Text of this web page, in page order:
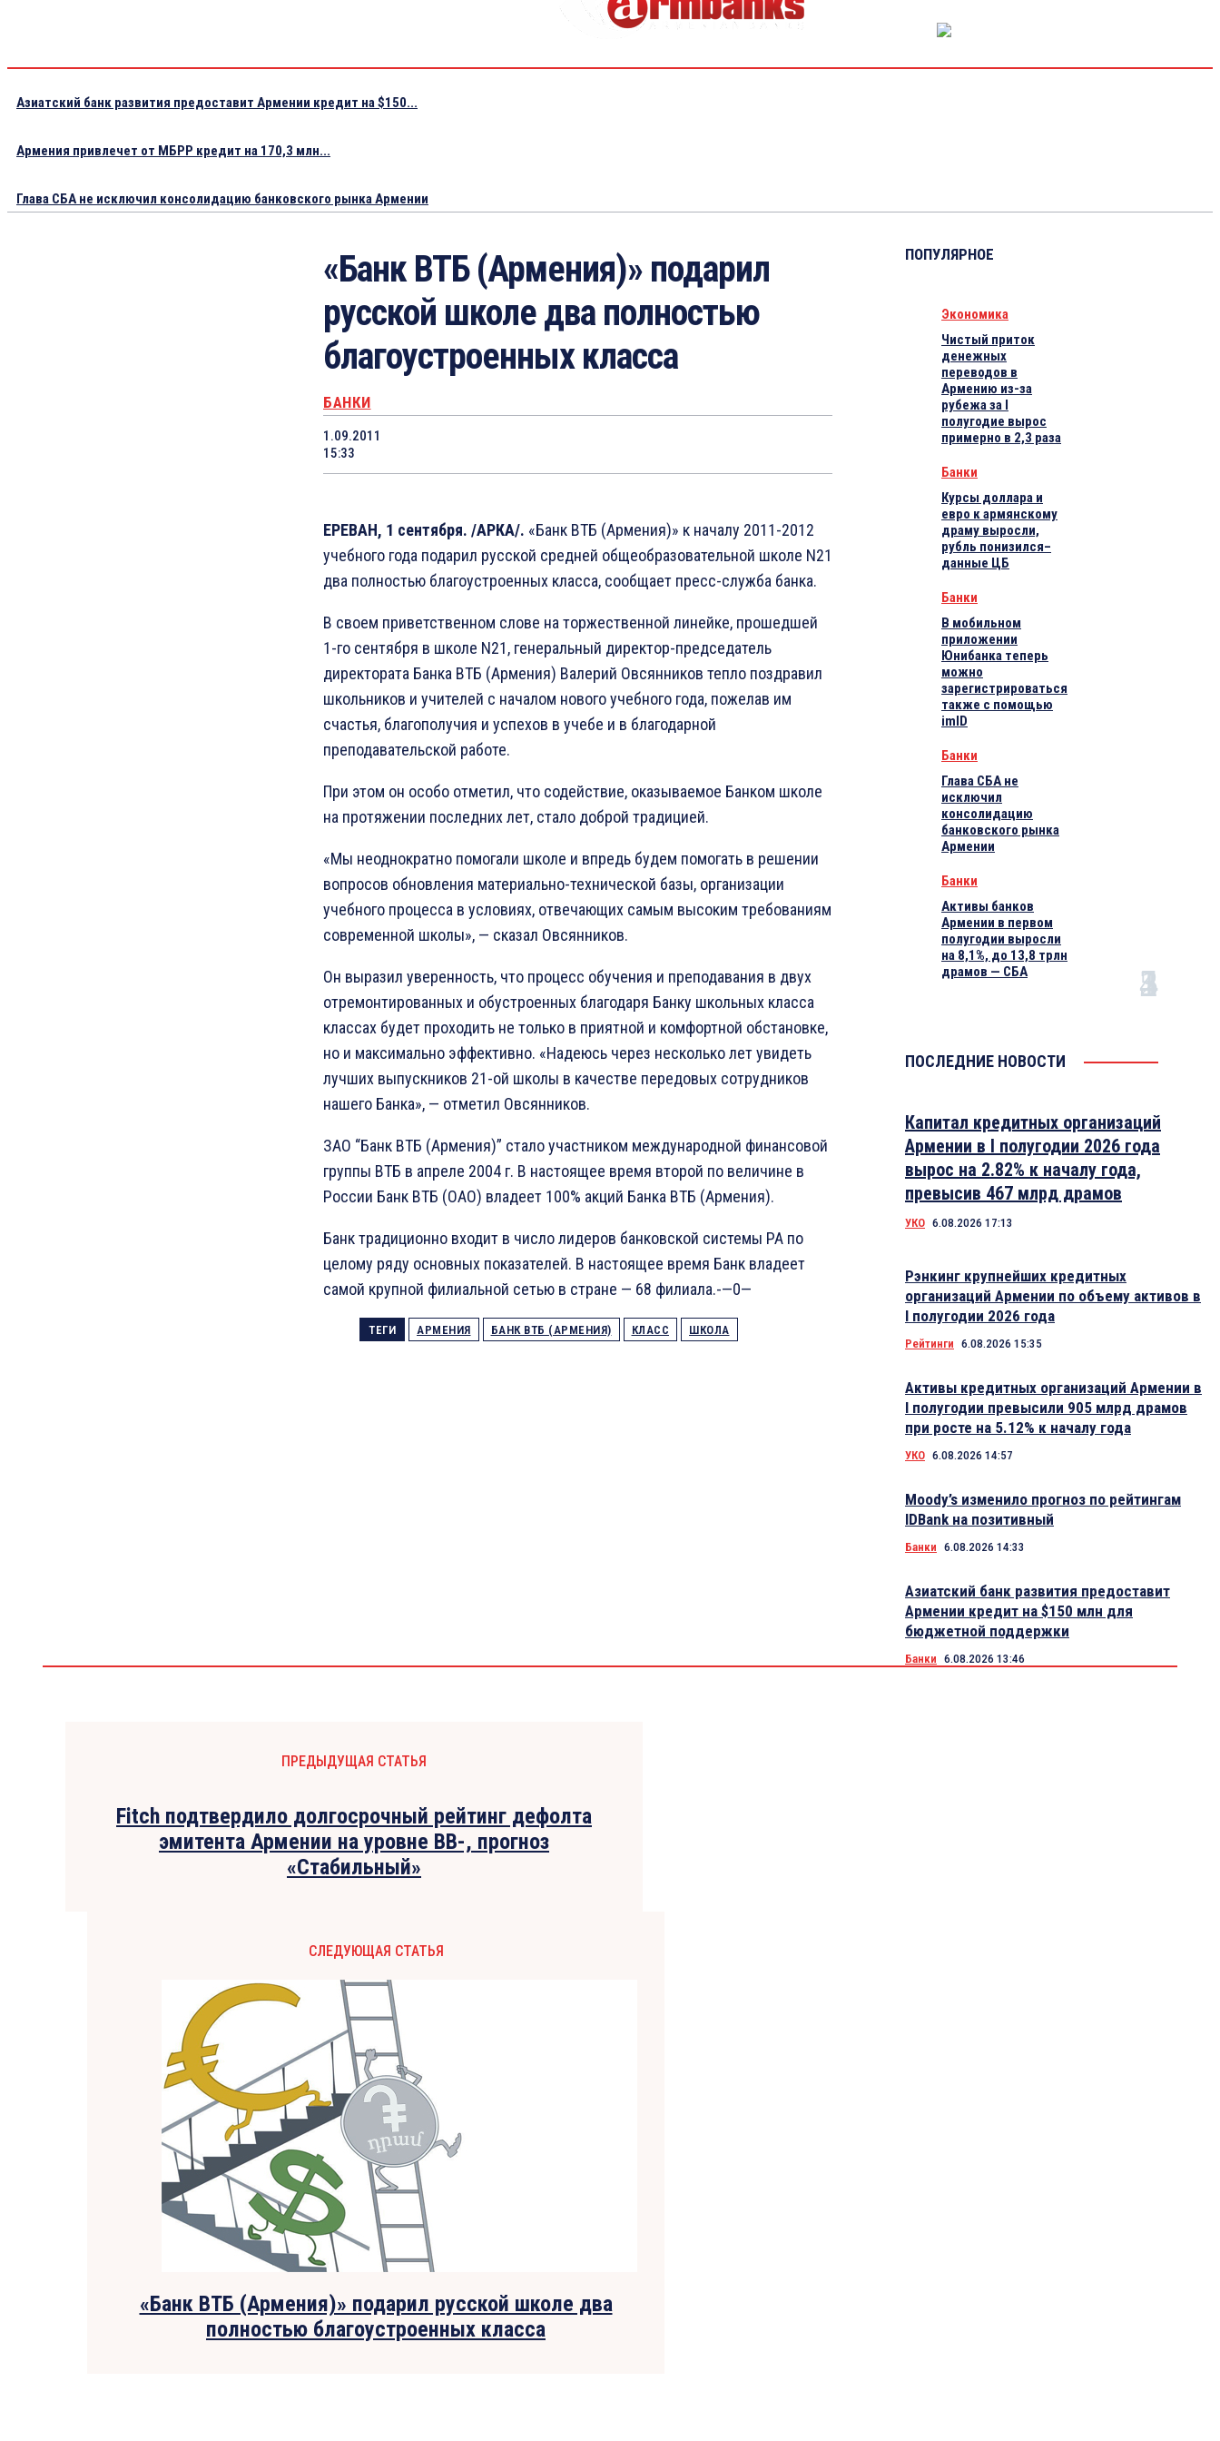
Азиатский банк развития предоставит Армении кредит на $150...
Армения привлечет от МБРР кредит на 170,3 млн...
Глава СБА не исключил консолидацию банковского рынка Армении
«Банк ВТБ (Армения)» подарил
русской школе два полностью
благоустроенных класса
БАНКИ
1.09.2011
15:33
ЕРЕВАН, 1 сентября. /АРКА/. «Банк ВТБ (Армения)» к началу 2011-2012
учебного года подарил русской средней общеобразовательной школе N21
два полностью благоустроенных класса, сообщает пресс-служба банка.
В своем приветственном слове на торжественной линейке, прошедшей
1-го сентября в школе N21, генеральный директор-председатель
директората Банка ВТБ (Армения) Валерий Овсянников тепло поздравил
школьников и учителей с началом нового учебного года, пожелав им
счастья, благополучия и успехов в учебе и в благодарной
преподавательской работе.
При этом он особо отметил, что содействие, оказываемое Банком школе
на протяжении последних лет, стало доброй традицией.
«Мы неоднократно помогали школе и впредь будем помогать в решении
вопросов обновления материально-технической базы, организации
учебного процесса в условиях, отвечающих самым высоким требованиям
современной школы», — сказал Овсянников.
Он выразил уверенность, что процесс обучения и преподавания в двух
отремонтированных и обустроенных благодаря Банку школьных класса
классах будет проходить не только в приятной и комфортной обстановке,
но и максимально эффективно. «Надеюсь через несколько лет увидеть
лучших выпускников 21-ой школы в качестве передовых сотрудников
нашего Банка», — отметил Овсянников.
ЗАО “Банк ВТБ (Армения)” стало участником международной финансовой
группы ВТБ в апреле 2004 г. В настоящее время второй по величине в
России Банк ВТБ (ОАО) владеет 100% акций Банка ВТБ (Армения).
Банк традиционно входит в число лидеров банковской системы РА по
целому ряду основных показателей. В настоящее время Банк владеет
самой крупной филиальной сетью в стране — 68 филиала.-—0—
ТЕГИ АРМЕНИЯ БАНК ВТБ (АРМЕНИЯ) КЛАСС ШКОЛА
ПОПУЛЯРНОЕ
Экономика
Чистый приток
денежных
переводов в
Армению из-за
рубежа за I
полугодие вырос
примерно в 2,3 раза
Банки
Курсы доллара и
евро к армянскому
драму выросли,
рубль понизился–
данные ЦБ
Банки
В мобильном
приложении
Юнибанка теперь
можно
зарегистрироваться
также с помощью
imID
Банки
Глава СБА не
исключил
консолидацию
банковского рынка
Армении
Банки
Активы банков
Армении в первом
полугодии выросли
на 8,1%, до 13,8 трлн
драмов — СБА
ПОСЛЕДНИЕ НОВОСТИ
Капитал кредитных организаций
Армении в I полугодии 2026 года
вырос на 2.82% к началу года,
превысив 467 млрд драмов
УКО 6.08.2026 17:13
Рэнкинг крупнейших кредитных
организаций Армении по объему активов в
I полугодии 2026 года
Рейтинги 6.08.2026 15:35
Активы кредитных организаций Армении в
I полугодии превысили 905 млрд драмов
при росте на 5.12% к началу года
УКО 6.08.2026 14:57
Moody’s изменило прогноз по рейтингам
IDBank на позитивный
Банки 6.08.2026 14:33
Азиатский банк развития предоставит
Армении кредит на $150 млн для
бюджетной поддержки
Банки 6.08.2026 13:46
ПРЕДЫДУЩАЯ СТАТЬЯ
Fitch подтвердило долгосрочный рейтинг дефолта
эмитента Армении на уровне BB-, прогноз
«Стабильный»
СЛЕДУЮЩАЯ СТАТЬЯ
«Банк ВТБ (Армения)» подарил русской школе два
полностью благоустроенных класса